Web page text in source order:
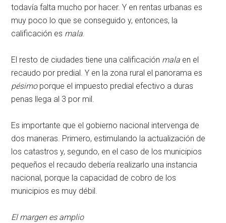
todavía falta mucho por hacer. Y en rentas urbanas es
muy poco lo que se conseguido y, entonces, la
calificación es mala.
El resto de ciudades tiene una calificación mala en el
recaudo por predial. Y en la zona rural el panorama es
pésimoporque el impuesto predial efectivo a duras
penas llega al 3 por mil.
Es importante que el gobierno nacional intervenga de
dos maneras. Primero, estimulando la actualización de
los catastros y, segundo, en el caso de los municipios
pequeños el recaudo debería realizarlo una instancia
nacional, porque la capacidad de cobro de los
municipios es muy débil.
El margen es amplio